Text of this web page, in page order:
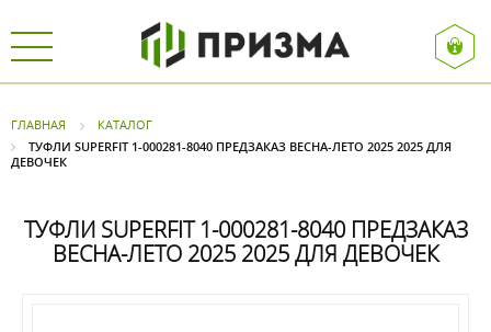
ГЛАВНАЯ
КАТАЛОГ
ТУФЛИ SUPERFIT 1-000281-8040 ПРЕДЗАКАЗ ВЕСНА-ЛЕТО 2025 2025 ДЛЯ
ДЕВОЧЕК
ТУФЛИ SUPERFIT 1-000281-8040 ПРЕДЗАКАЗ
ВЕСНА-ЛЕТО 2025 2025 ДЛЯ ДЕВОЧЕК